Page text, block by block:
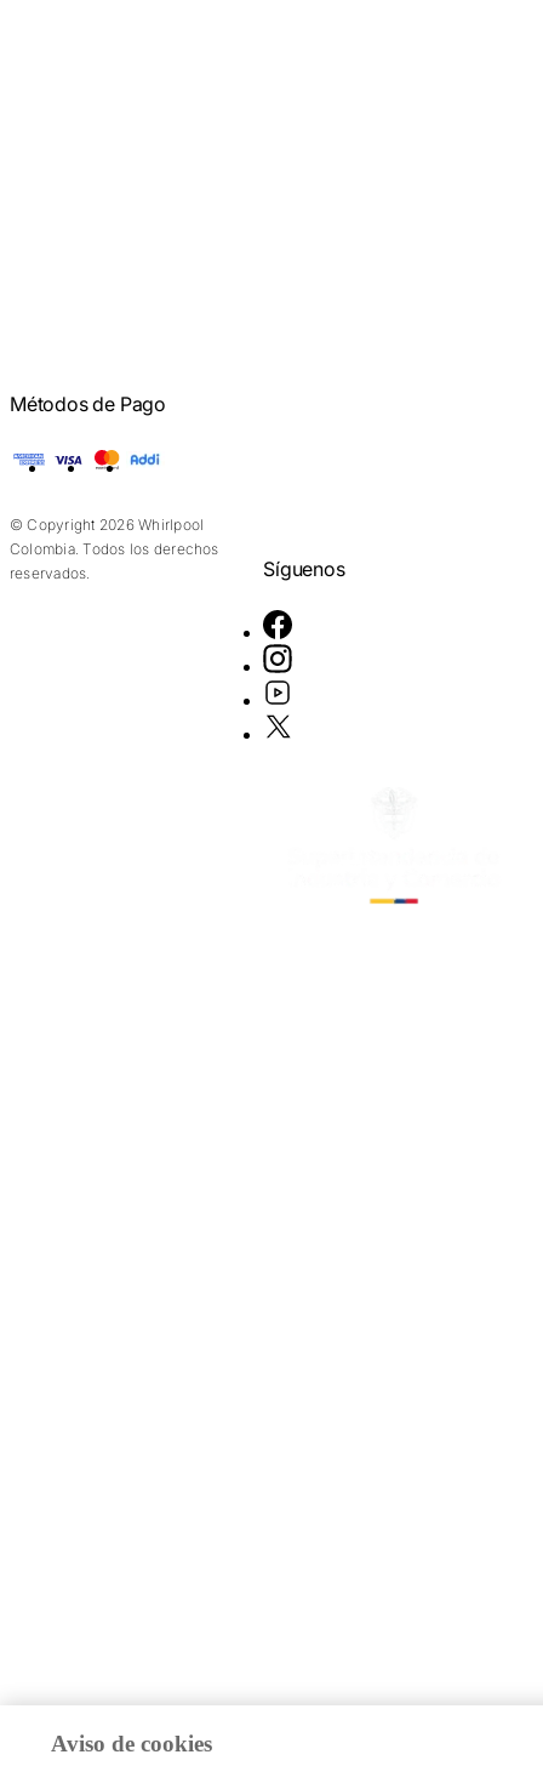
Métodos de Pago
American Express
Visa Mastercard
© Copyright 2026 Whirlpool
Colombia. Todos los derechos
reservados.
Síguenos
Aviso de cookies